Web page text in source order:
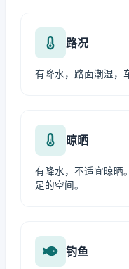
路况
有降水，路面潮湿，
晾晒
有降水，不适宜晾晒
足的空间。
钓鱼